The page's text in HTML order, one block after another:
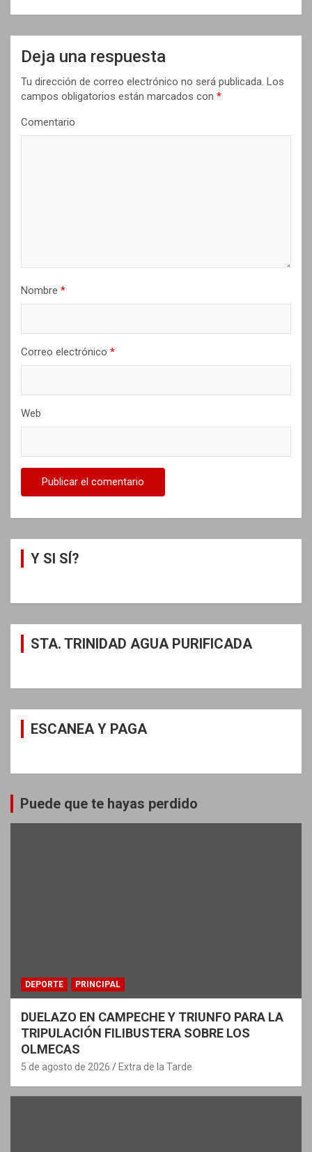
Deja una respuesta
Tu dirección de correo electrónico no será publicada. Los
campos obligatorios están marcados con *
Comentario
Nombre *
Correo electrónico *
Web
Y SI SÍ?
STA. TRINIDAD AGUA PURIFICADA
ESCANEA Y PAGA
Puede que te hayas perdido
DEPORTE PRINCIPAL
DUELAZO EN CAMPECHE Y TRIUNFO PARA LA
TRIPULACIÓN FILIBUSTERA SOBRE LOS
OLMECAS
5 de agosto de 2026 Extra de la Tarde